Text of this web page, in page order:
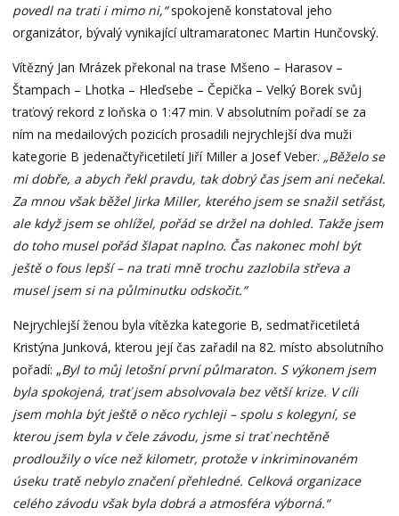
povedl na trati i mimo ni,“spokojeně konstatoval jeho
organizátor, bývalý vynikající ultramaratonec Martin Hunčovský.
Vítězný Jan Mrázek překonal na trase Mšeno – Harasov –
Štampach – Lhotka – Hleďsebe – Čepička – Velký Borek svůj
traťový rekord z loňska o 1:47 min. V absolutním pořadí se za
ním na medailových pozicích prosadili nejrychlejší dva muži
kategorie B jedenačtyřicetiletí Jiří Miller a Josef Veber. „Běželo se
mi dobře, a abych řekl pravdu, tak dobrý čas jsem ani nečekal.
Za mnou však běžel Jirka Miller, kterého jsem se snažil setřást,
ale když jsem se ohlížel, pořád se držel na dohled. Takže jsem
do toho musel pořád šlapat naplno. Čas nakonec mohl být
ještě o fous lepší – na trati mně trochu zazlobila střeva a
musel jsem si na půlminutku odskočit.“
Nejrychlejší ženou byla vítězka kategorie B, sedmatřicetiletá
Kristýna Junková, kterou její čas zařadil na 82. místo absolutního
pořadí: „Byl to můj letošní první půlmaraton. S výkonem jsem
byla spokojená, trať jsem absolvovala bez větší krize. V cíli
jsem mohla být ještě o něco rychleji – spolu s kolegyní, se
kterou jsem byla v čele závodu, jsme si trať nechtěně
prodloužily o více než kilometr, protože v inkriminovaném
úseku tratě nebylo značení přehledné. Celková organizace
celého závodu však byla dobrá a atmosféra výborná.“